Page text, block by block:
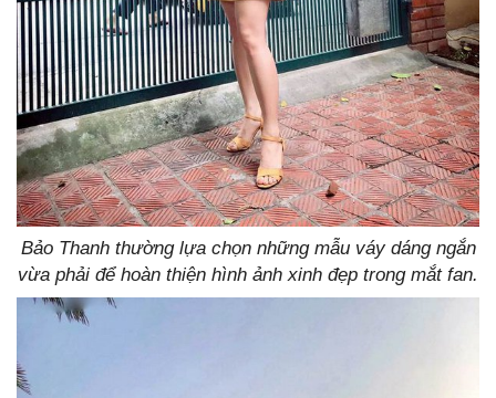
Bảo Thanh thường lựa chọn những mẫu váy dáng ngắn
vừa phải để hoàn thiện hình ảnh xinh đẹp trong mắt fan.